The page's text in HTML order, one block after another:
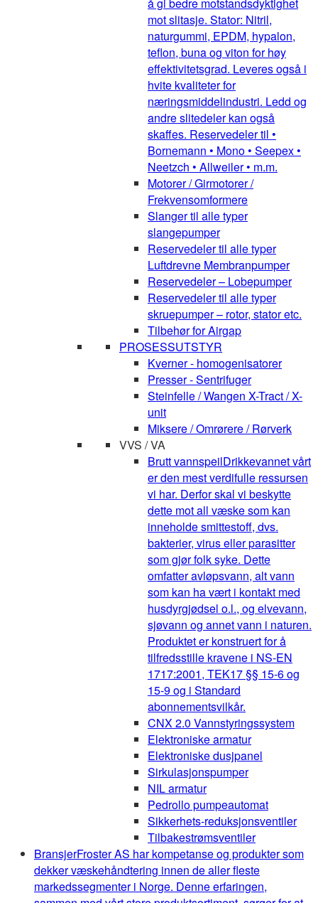
mot slitasje. Stator: Nitril,
naturgummi, EPDM, hypalon,
teflon, buna og viton for høy
effektivitetsgrad. Leveres også i
hvite kvaliteter for
næringsmiddelindustri. Ledd og
andre slitedeler kan også
skaffes. Reservedeler til •
Bornemann • Mono • Seepex •
Neetzch • Allweiler • m.m.
Motorer / Girmotorer /
Frekvensomformere
Slanger til alle typer
slangepumper
Reservedeler til alle typer
Luftdrevne Membranpumper
Reservedeler – Lobepumper
Reservedeler til alle typer
skruepumper – rotor, stator etc.
Tilbehør for Airgap
PROSESSUTSTYR
Kverner - homogenisatorer
Presser - Sentrifuger
Steinfelle / Wangen X-Tract / X-
unit
Miksere / Omrørere / Rørverk
VVS / VA
Brutt vannspeilDrikkevannet vårt
er den mest verdifulle ressursen
vi har. Derfor skal vi beskytte
dette mot all væske som kan
inneholde smittestoff, dvs.
bakterier, virus eller parasitter
som gjør folk syke. Dette
omfatter avløpsvann, alt vann
som kan ha vært i kontakt med
husdyrgjødsel o.l., og elvevann,
sjøvann og annet vann i naturen.
Produktet er konstruert for å
tilfredsstille kravene i NS-EN
1717:2001, TEK17 §§ 15-6 og
15-9 og i Standard
abonnementsvilkår.
CNX 2.0 Vannstyringssystem
Elektroniske armatur
Elektroniske dusjpanel
Sirkulasjonspumper
NIL armatur
Pedrollo pumpeautomat
Sikkerhets-reduksjonsventiler
Tilbakestrømsventiler
BransjerFroster AS har kompetanse og produkter som
dekker væskehåndtering innen de aller fleste
markedssegmenter i Norge. Denne erfaringen,